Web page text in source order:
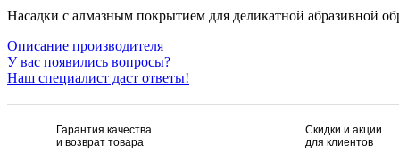
Насадки с алмазным покрытием для деликатной абразивной
Описание производителя
У вас появились вопросы?
Наш специалист даст ответы!
Гарантия качества
и возврат товара
Скидки и акции
для клиентов